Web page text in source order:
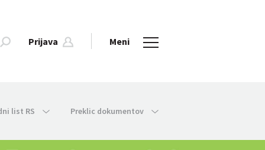
Prijava Meni
list RS Preklic dokumentov